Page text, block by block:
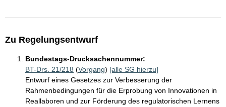
Zu Regelungsentwurf
Bundestags-Drucksachennummer:
BT-Drs. 21/218 (Vorgang) [alle SG hierzu]
Entwurf eines Gesetzes zur Verbesserung der
Rahmenbedingungen für die Erprobung von Innovationen in
Reallaboren und zur Förderung des regulatorischen Lernens